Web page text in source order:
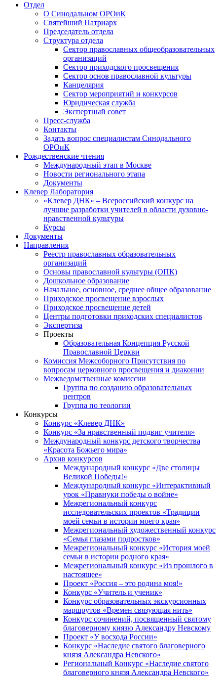
Отдел
О Синодальном ОРОиК
Святейший Патриарх
Председатель отдела
Структура отдела
Сектор православных общеобразовательных
организаций
Сектор приходского просвещения
Сектор основ православной культуры
Канцелярия
Сектор мероприятий и конкурсов
Юридическая служба
Экспертный совет
Пресс-служба
Контакты
Задать вопрос специалистам Синодального
ОРОиК
Рождественские чтения
Международный этап в Москве
Новости регионального этапа
Документы
Клевер Лаборатория
«Клевер ДНК» – Всероссийский конкурс на
лучшие разработки учителей в области духовно-
нравственной культуры
Курсы
Документы
Направления
Реестр православных образовательных
организаций
Основы православной культуры (ОПК)
Дошкольное образование
Начальное, основное, среднее общее образование
Приходское просвещение взрослых
Приходское просвещение детей
Центры подготовки приходских специалистов
Экспертиза
Проекты
Образовательная Концепция Русской
Православной Церкви
Комиссия Межсоборного Присутствия по
вопросам церковного просвещения и диаконии
Межведомственные комиссии
Группа по созданию образовательных
центров
Группа по теологии
Конкурсы
Конкурс «Клевер ДНК»
Конкурс «За нравственный подвиг учителя»
Международный конкурс детского творчества
«Красота Божьего мира»
Архив конкурсов
Международный конкурс «Две столицы
Великой Победы!»
Международный конкурс «Интерактивный
урок «Правнуки победы о войне»
Межрегиональный конкурс
исследовательских проектов «Традиции
моей семьи в истории моего края»
Межрегиональный художественный конкурс
«Семья глазами подростков»
Межрегиональный конкурс «История моей
семьи в истории родного края»
Межрегиональный конкурс «Из прошлого в
настоящее»
Проект «Россия – это родина моя!»
Конкурс «Учитель и ученик»
Конкурс образовательных экскурсионных
маршрутов «Времен связующая нить»
Конкурс сочинений, посвященный святому
благоверному князю Александру Невскому
Проект «У восхода России»
Конкурс «Наследие святого благоверного
князя Александра Невского»
Региональный Конкурс «Наследие святого
благоверного князя Александра Невского»